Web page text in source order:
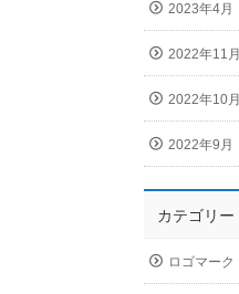
2023年4月
2022年11月
2022年10月
2022年9月
カテゴリー
ロゴマーク